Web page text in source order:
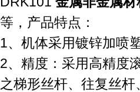
等，产品特点：
1、机体采用镀锌加喷
2、精度：采用高精度
之梯形丝杆、往复丝